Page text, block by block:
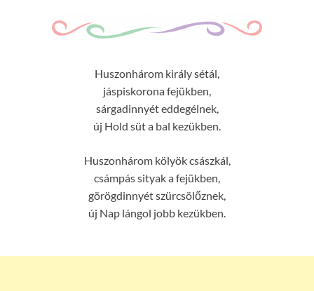
Huszonhárom király sétál,
jáspiskorona fejükben,
sárgadinnyét eddegélnek,
új Hold süt a bal kezükben.
Huszonhárom kölyök császkál,
csámpás sityak a fejükben,
görögdinnyét szürcsölőznek,
új Nap lángol jobb kezükben.